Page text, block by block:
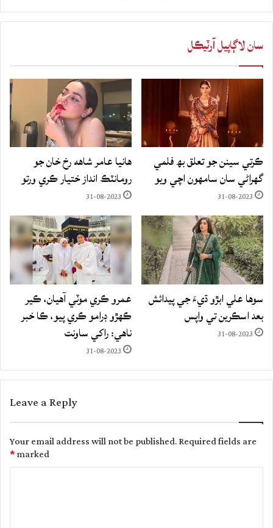
سان لاڳاپيل آرٽيڪل
ڪرتي سينن جو تعلق بھ فلمي
گهراڻي سان سامهون اچي ويو
31-08-2023
هانيا عامر شاهه رخ خان جو
رومانٽڪ انداز ختيار ڪري ورتو
31-08-2023
سوها علي ابڙو ڌيءَ جي پيدائش
بعد اسڪرين تي واپس
31-08-2023
عمرو ڪري موٽي آهيان، ڪير
ڪهڙو ڊرامو ڪري پيو، ڪا خبر
ناهي: راکي ساونت
31-08-2023
Leave a Reply
Your email address will not be published.Required fields are
marked
*